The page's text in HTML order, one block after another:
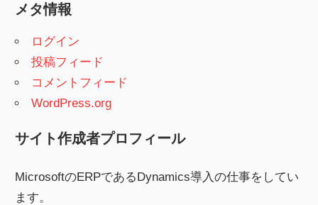
メタ情報
ログイン
投稿フィード
コメントフィード
WordPress.org
サイト作成者プロフィール
MicrosoftのERPであるDynamics導入の仕事をしてい
ます。